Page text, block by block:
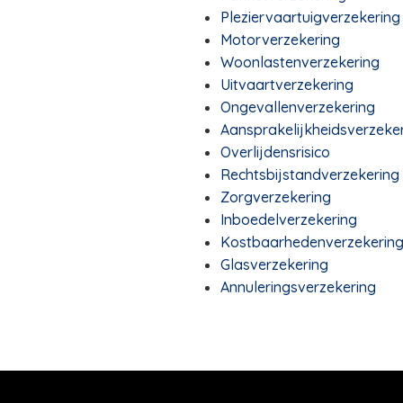
Pleziervaartuigverzekering
Motorverzekering
Woonlastenverzekering
Uitvaartverzekering
Ongevallenverzekering
Overlijdensrisico
Rechtsbijstandverzekering
Zorgverzekering
Inboedelverzekering
Kostbaarhedenverzekering
Glasverzekering
Annuleringsverzekering